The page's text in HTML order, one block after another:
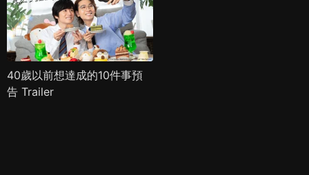
40歲以前想達成的10件事預
告 Trailer